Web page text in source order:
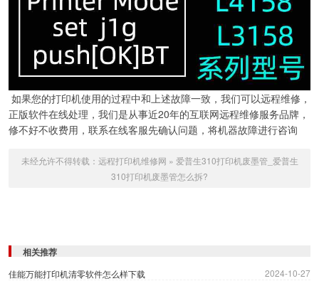
如果您的打印机使用的过程中和上述故障一致，我们可以远程维修，
正版软件在线处理，我们是从事近20年的互联网远程维修服务品牌，
修不好不收费用，联系在线客服先确认问题，将机器故障进行咨询
未经允许不得转载： 远程打印机维修网 » 爱普生310打印机废墨管_爱普生
310打印机废墨管怎么拆?
相关推荐
佳能万能打印机清零软件怎么样下载
2024-10-27